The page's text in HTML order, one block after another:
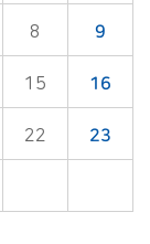
8 9
15 16
22 23